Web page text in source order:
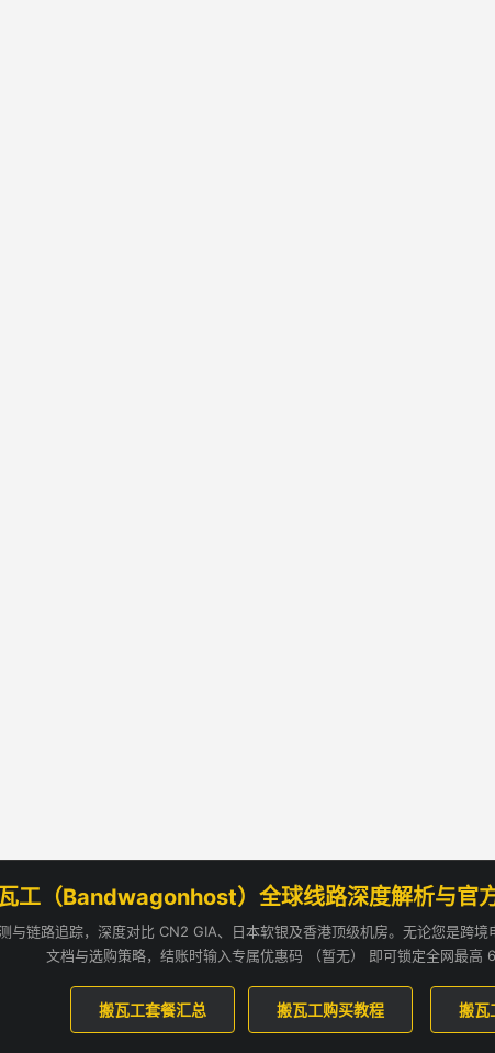
工（Bandwagonhost）全球线路深度解析与官
与链路追踪，深度对比 CN2 GIA、日本软银及香港顶级机房。无论您是跨
文档与选购策略，结账时输入专属优惠码 （暂无） 即可锁定全网最高
搬瓦工套餐汇总 搬瓦工购买教程 搬瓦